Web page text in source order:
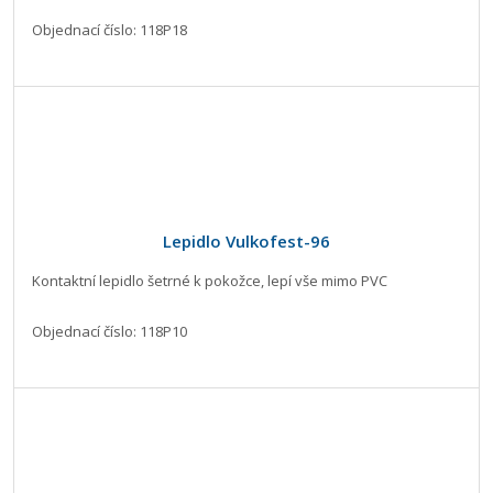
Objednací číslo: 118P18
Lepidlo Vulkofest-96
Kontaktní lepidlo šetrné k pokožce, lepí vše mimo PVC
Objednací číslo: 118P10